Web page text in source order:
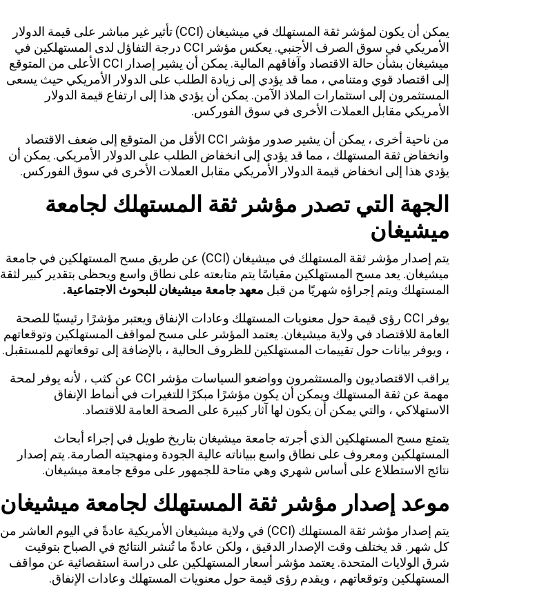
يمكن أن يكون لمؤشر ثقة المستهلك في ميشيغان (CCI) تأثير غير مباشر على قيمة الدولار
الأمريكي في سوق الصرف الأجنبي. يعكس مؤشر CCI درجة التفاؤل لدى المستهلكين في
ميشيغان بشأن حالة الاقتصاد وآفاقهم المالية. يمكن أن يشير إصدار CCI الأعلى من المتوقع
إلى اقتصاد قوي ومتنامي ، مما قد يؤدي إلى زيادة الطلب على الدولار الأمريكي حيث يسعى
المستثمرون إلى استثمارات الملاذ الآمن. يمكن أن يؤدي هذا إلى ارتفاع قيمة الدولار
الأمريكي مقابل العملات الأخرى في سوق الفوركس.
من ناحية أخرى ، يمكن أن يشير صدور مؤشر CCI الأقل من المتوقع إلى ضعف الاقتصاد
وانخفاض ثقة المستهلك ، مما قد يؤدي إلى انخفاض الطلب على الدولار الأمريكي. يمكن أن
يؤدي هذا إلى انخفاض قيمة الدولار الأمريكي مقابل العملات الأخرى في سوق الفوركس.
الجهة التي تصدر مؤشر ثقة المستهلك لجامعة
ميشيغان
يتم إصدار مؤشر ثقة المستهلك في ميشيغان (CCI) عن طريق مسح المستهلكين في جامعة
ميشيغان. يعد مسح المستهلكين مقياسًا يتم متابعته على نطاق واسع ويحظى بتقدير كبير لثقة
المستهلك ويتم إجراؤه شهريًا من قبل معهد جامعة ميشيغان للبحوث الاجتماعية.
يوفر CCI رؤى قيمة حول معنويات المستهلك وعادات الإنفاق ويعتبر مؤشرًا رئيسيًا للصحة
العامة للاقتصاد في ولاية ميشيغان. يعتمد المؤشر على مسح لمواقف المستهلكين وتوقعاتهم
، ويوفر بيانات حول تقييمات المستهلكين للظروف الحالية ، بالإضافة إلى توقعاتهم للمستقبل.
يراقب الاقتصاديون والمستثمرون وواضعو السياسات مؤشر CCI عن كثب ، لأنه يوفر لمحة
مهمة عن ثقة المستهلك ويمكن أن يكون مؤشرًا مبكرًا للتغيرات في أنماط الإنفاق
الاستهلاكي ، والتي يمكن أن يكون لها آثار كبيرة على الصحة العامة للاقتصاد.
يتمتع مسح المستهلكين الذي أجرته جامعة ميشيغان بتاريخ طويل في إجراء أبحاث
المستهلكين ومعروف على نطاق واسع ببياناته عالية الجودة ومنهجيته الصارمة. يتم إصدار
نتائج الاستطلاع على أساس شهري وهي متاحة للجمهور على موقع جامعة ميشيغان.
موعد إصدار مؤشر ثقة المستهلك لجامعة ميشيغان
يتم إصدار مؤشر ثقة المستهلك (CCI) في ولاية ميشيغان الأمريكية عادةً في اليوم العاشر من
كل شهر. قد يختلف وقت الإصدار الدقيق ، ولكن عادةً ما تُنشر النتائج في الصباح بتوقيت
شرق الولايات المتحدة. يعتمد مؤشر أسعار المستهلكين على دراسة استقصائية عن مواقف
المستهلكين وتوقعاتهم ، ويقدم رؤى قيمة حول معنويات المستهلك وعادات الإنفاق.